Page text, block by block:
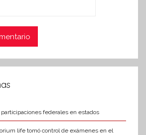
participaciones federales en estados
life tomó control de exámenes en el